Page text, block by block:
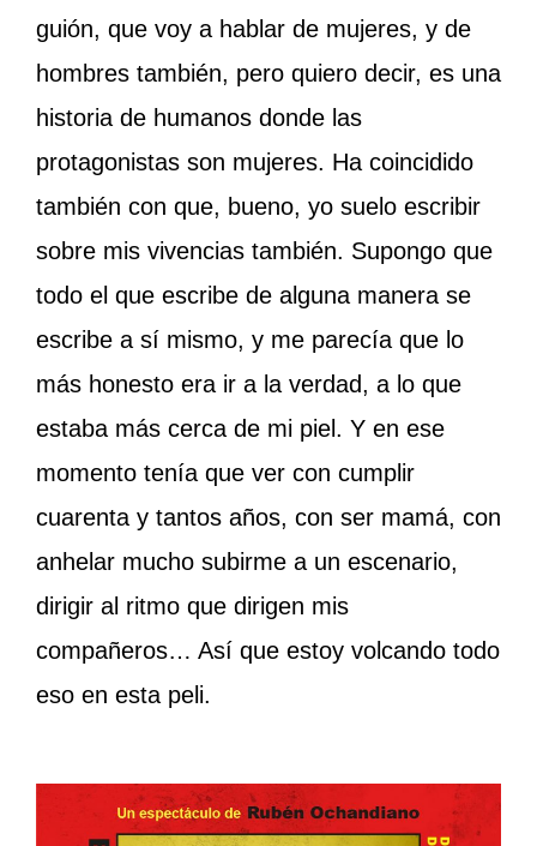
guión, que voy a hablar de mujeres, y de
hombres también, pero quiero decir, es una
historia de humanos donde las
protagonistas son mujeres. Ha coincidido
también con que, bueno, yo suelo escribir
sobre mis vivencias también. Supongo que
todo el que escribe de alguna manera se
escribe a sí mismo, y me parecía que lo
más honesto era ir a la verdad, a lo que
estaba más cerca de mi piel. Y en ese
momento tenía que ver con cumplir
cuarenta y tantos años, con ser mamá, con
anhelar mucho subirme a un escenario,
dirigir al ritmo que dirigen mis
compañeros… Así que estoy volcando todo
eso en esta peli.